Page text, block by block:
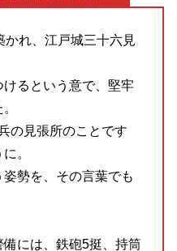
れ、江戸城三十六見
るという意で、堅牢
の見張所のことです
。
勢を、その言葉でも
には、鉄砲5挺、持筒